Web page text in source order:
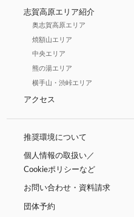
志賀高原エリア紹介
奥志賀高原エリア
焼額山エリア
中央エリア
熊の湯エリア
横手山・渋峠エリア
アクセス
推奨環境について
個人情報の取扱い／
Cookieポリシーなど
お問い合わせ・資料請求
団体予約